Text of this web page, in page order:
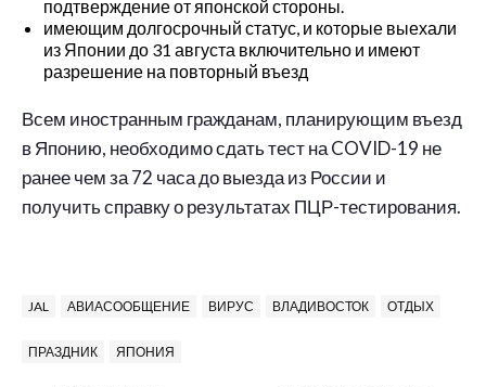
подтверждение от японской стороны.
имеющим долгосрочный статус, и которые выехали
из Японии до 31 августа включительно и имеют
разрешение на повторный въезд
Всем иностранным гражданам, планирующим въезд
в Японию, необходимо сдать тест на COVID-19 не
ранее чем за 72 часа до выезда из России и
получить справку о результатах ПЦР-тестирования.
JAL АВИАСООБЩЕНИЕ ВИРУС ВЛАДИВОСТОК ОТДЫХ
ПРАЗДНИК ЯПОНИЯ